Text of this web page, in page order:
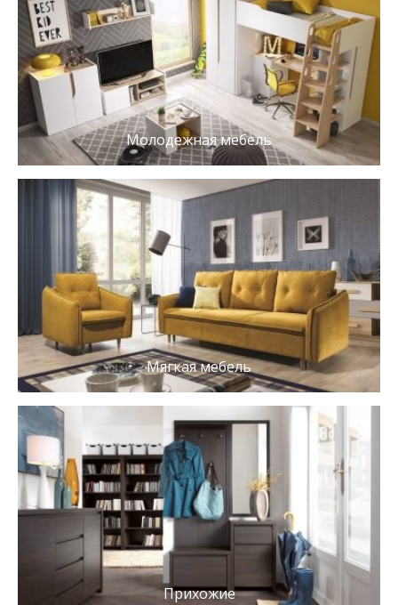
Молодежная мебель
Мягкая мебель
Прихожие